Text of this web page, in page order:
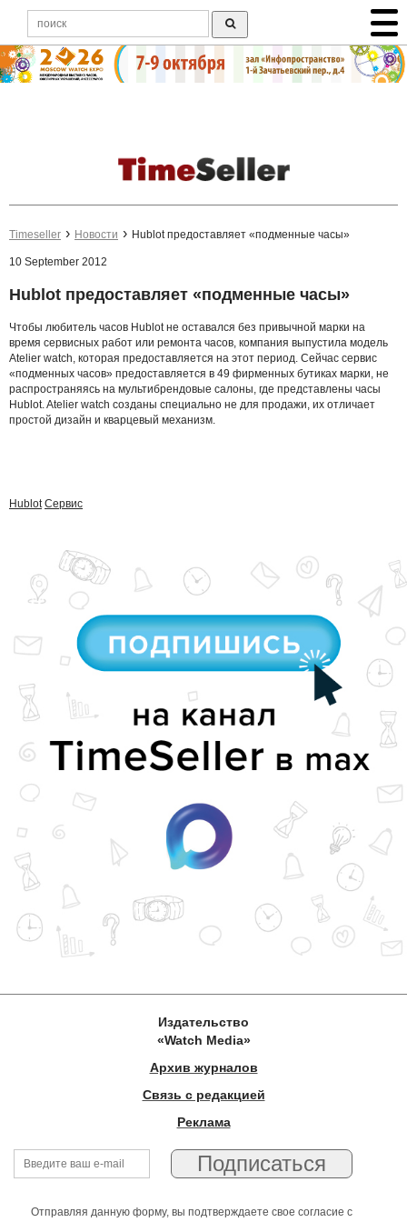
Timeseller Новости Hublot предоставляет «подменные часы»
10 September 2012
Hublot предоставляет «подменные часы»
Чтобы любитель часов Hublot не оставался без привычной марки на
время сервисных работ или ремонта часов, компания выпустила модель
Atelier watch, которая предоставляется на этот период. Сейчас сервис
«подменных часов» предоставляется в 49 фирменных бутиках марки, не
распространяясь на мультибрендовые салоны, где представлены часы
Hublot. Atelier watch созданы специально не для продажи, их отличает
простой дизайн и кварцевый механизм.
Hublot Сервис
Издательство
«Watch Media»
Архив журналов
Связь с редакцией
Реклама
Отправляя данную форму, вы подтверждаете свое согласие с